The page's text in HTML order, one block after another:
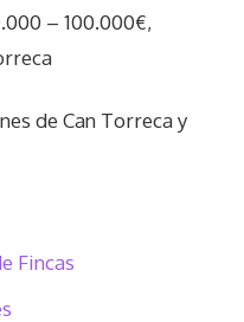
– 100.000€,
de Can Torreca y
Fincas